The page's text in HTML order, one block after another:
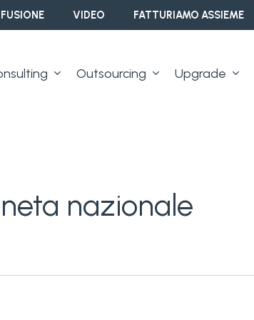
VIDEO FATTURIAMO ASSIEME
Outsourcing Upgrade
nazionale